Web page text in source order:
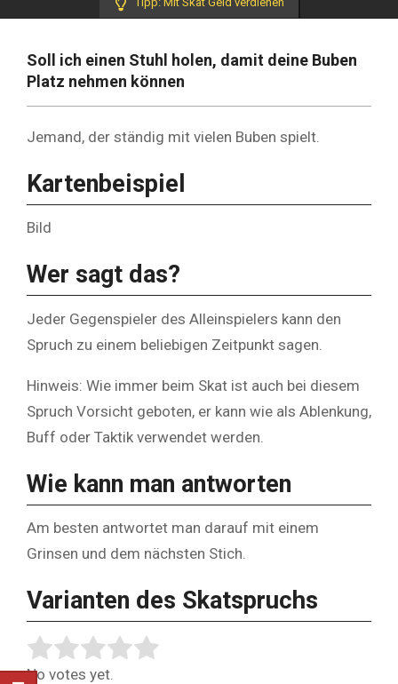
Soll ich einen Stuhl holen, damit deine Buben
Platz nehmen können
Jemand, der ständig mit vielen Buben spielt.
Kartenbeispiel
Bild
Wer sagt das?
Jeder Gegenspieler des Alleinspielers kann den
Spruch zu einem beliebigen Zeitpunkt sagen.
Hinweis: Wie immer beim Skat ist auch bei diesem
Spruch Vorsicht geboten, er kann wie als Ablenkung,
Buff oder Taktik verwendet werden.
Wie kann man antworten
Am besten antwortet man darauf mit einem
Grinsen und dem nächsten Stich.
Varianten des Skatspruchs
Rate this item:
Submit Rating
No votes yet.